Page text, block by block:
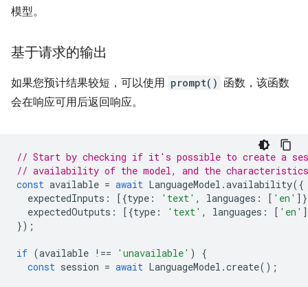
模型。
基于请求的输出
如果您预计结果较短，可以使用 prompt() 函数，该函数
会在响应可用后返回响应。
// Start by checking if it's possible to create a
// availability of the model, and the
const available = await LanguageModel .availability({
expectedInputs : [{type : 'text' , languages : [ 'en'
expectedOutputs : [{type : 'text' , languages : [ 'en'
});
if (available !== 'unavailable' )
{
const session = await LanguageModel .create();